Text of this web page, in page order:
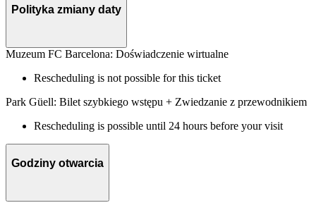
Polityka zmiany daty
Muzeum FC Barcelona: Doświadczenie wirtualne
Rescheduling is not possible for this ticket
Park Güell: Bilet szybkiego wstępu + Zwiedzanie z przewodnikiem
Rescheduling is possible until 24 hours before your visit
Godziny otwarcia